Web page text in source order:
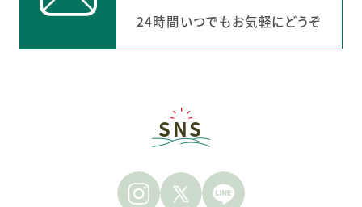
24時間いつでもお気軽にどうぞ
SNS